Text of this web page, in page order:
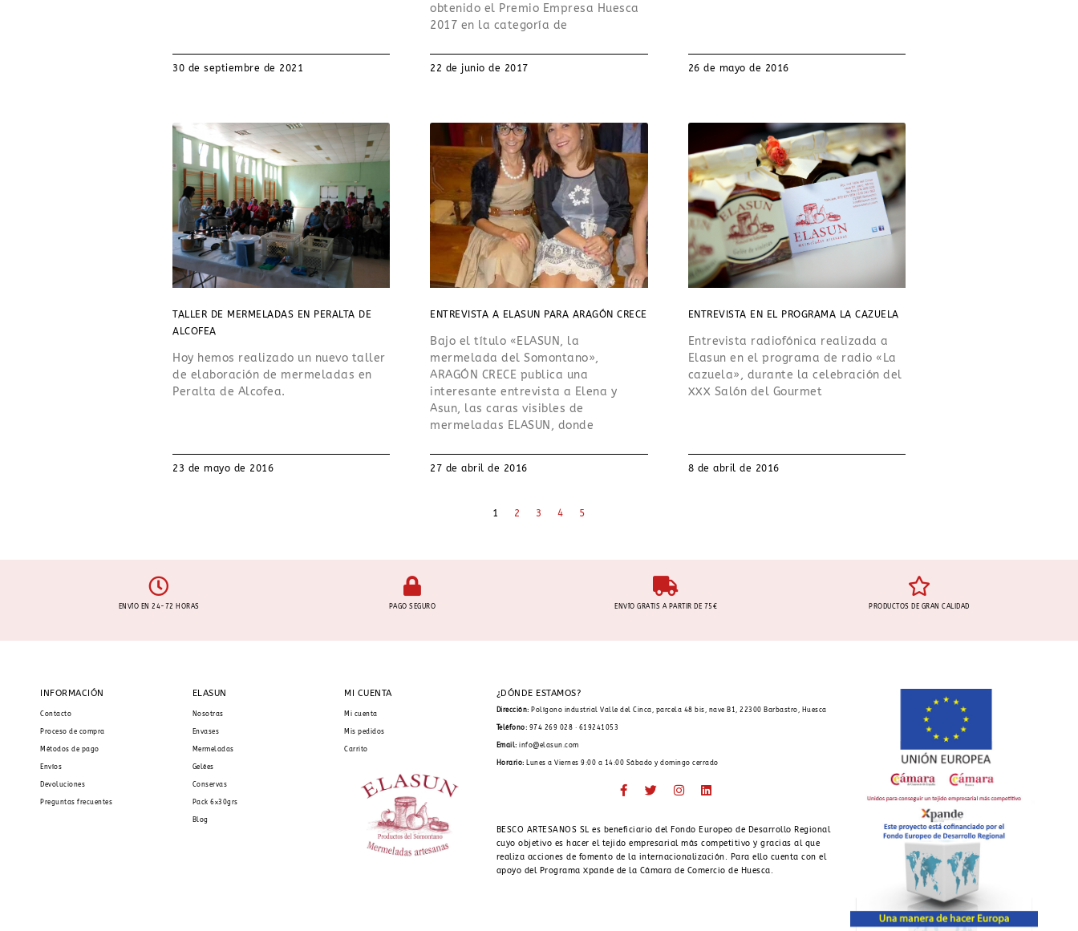
30 de septiembre de 2021
obtenido el Premio Empresa Huesca
2017 en la categoría de
22 de junio de 2017 26 de mayo de 2016
TALLER DE MERMELADAS EN PERALTA DE
ALCOFEA
Hoy hemos realizado un nuevo taller
de elaboración de mermeladas en
Peralta de Alcofea.
23 de mayo de 2016
ENTREVISTA A ELASUN PARA ARAGÓN CRECE
Bajo el título «ELASUN, la
mermelada del Somontano»,
ARAGÓN CRECE publica una
interesante entrevista a Elena y
Asun, las caras visibles de
mermeladas ELASUN, donde
27 de abril de 2016
ENTREVISTA EN EL PROGRAMA LA CAZUELA
Entrevista radiofónica realizada a
Elasun en el programa de radio «La
cazuela», durante la celebración del
XXX Salón del Gourmet
8 de abril de 2016
1 2 3 4 5
ENVÍO EN 24-72 HORAS PAGO SEGURO ENVÍO GRATIS A PARTIR DE 75€ PRODUCTOS DE GRAN CALIDAD
INFORMACIÓN
Contacto
Proceso de compra
Métodos de pago
Envíos
Devoluciones
Preguntas frecuentes
ELASUN
Nosotras
Envases
Mermeladas
Gelées
Conservas
Pack 6x30grs
Blog
MI CUENTA
Mi cuenta
Mis pedidos
Carrito
¿DÓNDE ESTAMOS?
Dirección: Polígono industrial Valle del Cinca, parcela 48 bis, nave B1, 22300 Barbastro, Huesca
Teléfono: 974 269 028 · 619241053
Email:info@elasun.com
Horario: Lunes a Viernes 9:00 a 14:00 Sábado y domingo cerrado
BESCO ARTESANOS SL es beneficiario del Fondo Europeo de Desarrollo Regional
cuyo objetivo es hacer el tejido empresarial más competitivo y gracias al que
realiza acciones de fomento de la internacionalización. Para ello cuenta con el
apoyo del Programa Xpande de la Cámara de Comercio de Huesca.